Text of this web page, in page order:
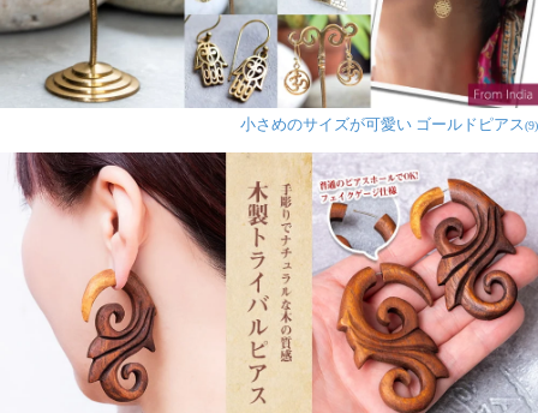
小さめのサイズが可愛い ゴールドピアス(9)